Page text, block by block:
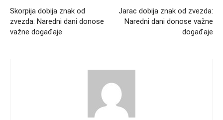
Skorpija dobija znak od
zvezda: Naredni dani donose
važne događaje
Jarac dobija znak od zvezda:
Naredni dani donose važne
događaje